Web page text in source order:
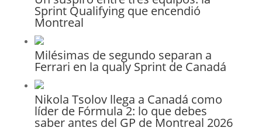
Sprint Qualifying que encendió
Montreal
Milésimas de segundo separan a
Ferrari en la qualy Sprint de Canadá
Nikola Tsolov llega a Canadá como
líder de Fórmula 2: lo que debes
saber antes del GP de Montreal 2026